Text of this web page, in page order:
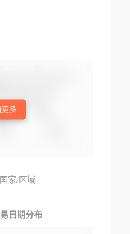
多
家/区域
日期分布